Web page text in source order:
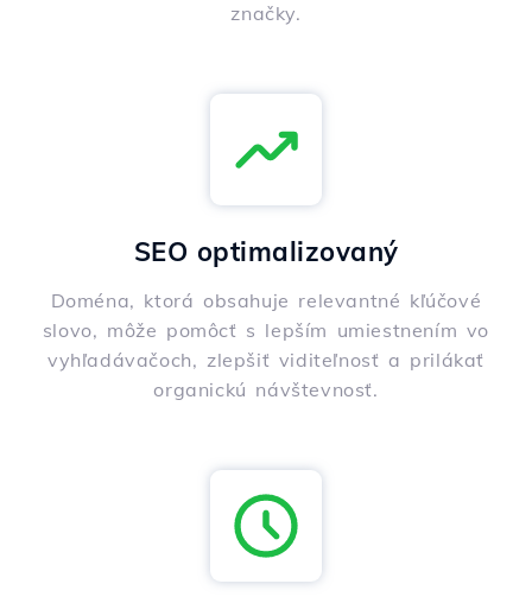
značky.
SEO optimalizovaný
Doména, ktorá obsahuje relevantné kľúčové
slovo, môže pomôcť s lepším umiestnením vo
vyhľadávačoch, zlepšiť viditeľnosť a prilákať
organickú návštevnosť.